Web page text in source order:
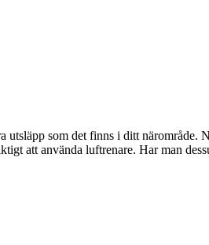
som det finns i ditt
att använda luftrenare. Har man